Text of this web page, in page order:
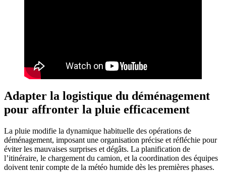
Adapter la logistique du déménagement
pour affronter la pluie efficacement
La pluie modifie la dynamique habituelle des opérations de
déménagement, imposant une organisation précise et réfléchie pour
éviter les mauvaises surprises et dégâts. La planification de
l’itinéraire, le chargement du camion, et la coordination des équipes
doivent tenir compte de la météo humide dès les premières phases.